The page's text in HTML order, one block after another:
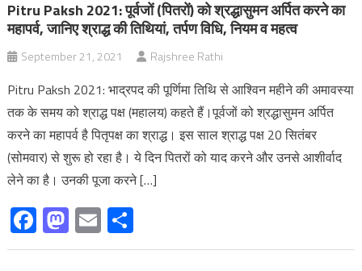
Pitru Paksh 2021: पूर्वजों (पितरों) को श्रद्धासुमन अर्पित करने का
महापर्व, जानिए श्राद्ध की तिथियां, तर्पण विधि, नियम व महत्व
September 21, 2021 Rajshree Rathi
Pitru Paksh 2021: भाद्रपद की पूर्णिमा तिथि से आश्विन महीने की अमावस्या
तक के समय को श्राद्ध पक्ष (महालय) कहते हैं।पूर्वजों को श्रद्धासुमन अर्पित
करने का महापर्व है पितृपक्ष का श्राद्ध। इस साल श्राद्ध पक्ष 20 सितंबर
(सोमवार) से शुरू हो रहा है। ये दिन पितरों को याद करने और उनसे आशीर्वाद
लेने का है। उनकी पूजा करने […]
Facebook
Mastodon
EmailShare